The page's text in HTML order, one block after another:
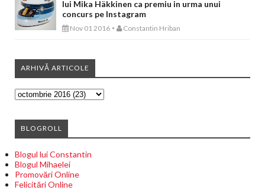
lui Mika Häkkinen ca premiu in urma unui
concurs pe Instagram
Nov 01 2016 - Constantin Hriban
ARHIVĂ ARTICOLE
BLOGROLL
Blogul lui Constantin
Blogul Mihaelei
Promovări Online
Felicitări Online